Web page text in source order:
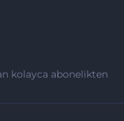
kolayca abonelikten